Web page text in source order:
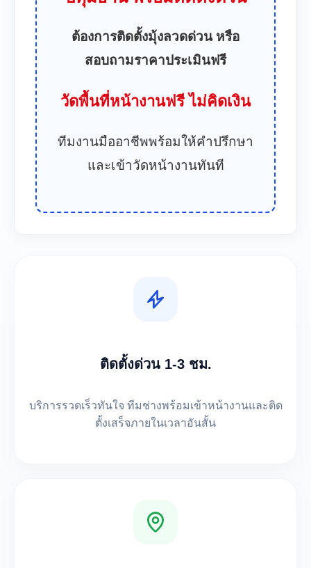
ต้องการติดตั้งมุ้งลวดด่วน หรือ
สอบถามราคาประเมินฟรี
วัดพื้นที่หน้างานฟรี ไม่คิดเงิน
ทีมงานมืออาชีพพร้อมให้คำปรึกษา
และเข้าวัดหน้างานทันที
ติดตั้งด่วน 1-3 ชม.
บริการรวดเร็วทันใจ ทีมช่างพร้อมเข้าหน้างานและติด
ตั้งเสร็จภายในเวลาอันสั้น